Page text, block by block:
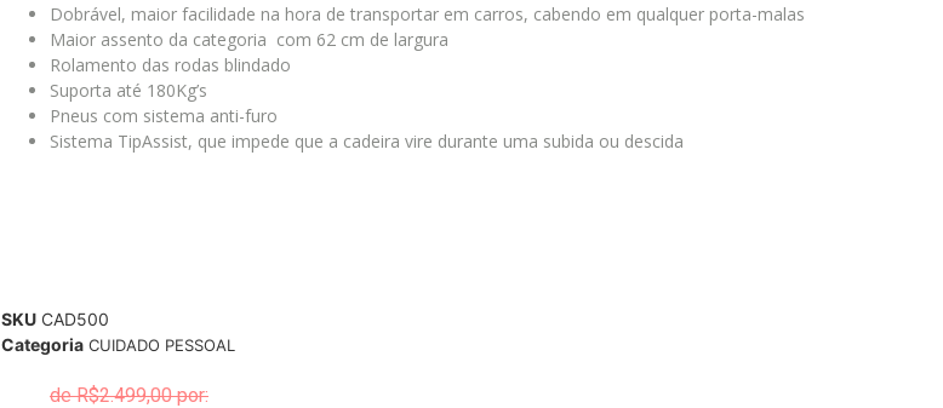
Dobrável, maior facilidade na hora de transportar em carros, cabendo em qualquer porta-malas
Maior assento da categoria com 62 cm de largura
Rolamento das rodas blindado
Suporta até 180Kg’s
Pneus com sistema anti-furo
Sistema TipAssist, que impede que a cadeira vire durante uma subida ou descida
SKU CAD500
Categoria CUIDADO PESSOAL
R$2.499,00